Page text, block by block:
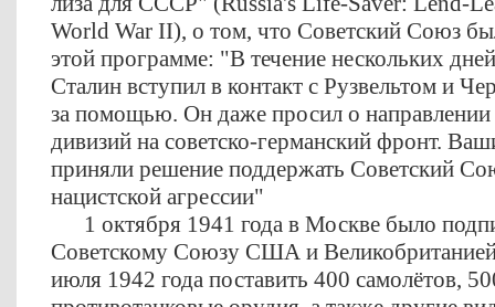
World War II), о том, что Советский Союз
этой программе: "В течение нескольких
Сталин вступил в контакт с Рузвельтом и
за помощью. Он даже просил о направлении
дивизий на советско-германский фронт.
приняли решение поддержать Советский
нацистской агрессии"
1 октября 1941 года в Москве было
Советскому Союзу США и
июля 1942 года поставить 400 самолётов,